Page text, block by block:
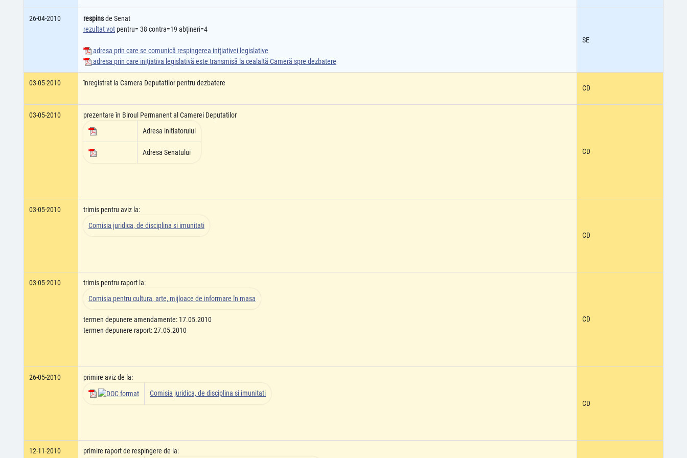
26-04-2010 respinsde Senat
rezultat vot pentru= 38 contra=19 abțineri=4
adresa prin care se comunică respingerea iniţiativei legislative
adresa prin care iniţiativa legislativă este transmisă la cealaltă Cameră spre dezbatere
SE
03-05-2010 înregistrat la Camera Deputatilor pentru dezbatere
CD
03-05-2010
prezentare în Biroul Permanent al Camerei Deputatilor
Adresa initiatorului
Adresa Senatului CD
03-05-2010
trimis pentru aviz la:
Comisia juridica, de disciplina si imunitati
CD
03-05-2010
trimis pentru raport la:
Comisia pentru cultura, arte, mijloace de informare în masa
termen depunere amendamente: 17.05.2010
termen depunere raport: 27.05.2010
CD
26-05-2010
primire aviz de la:
Comisia juridica, de disciplina si imunitati
CD
12-11-2010
primire raport de respingere de la: